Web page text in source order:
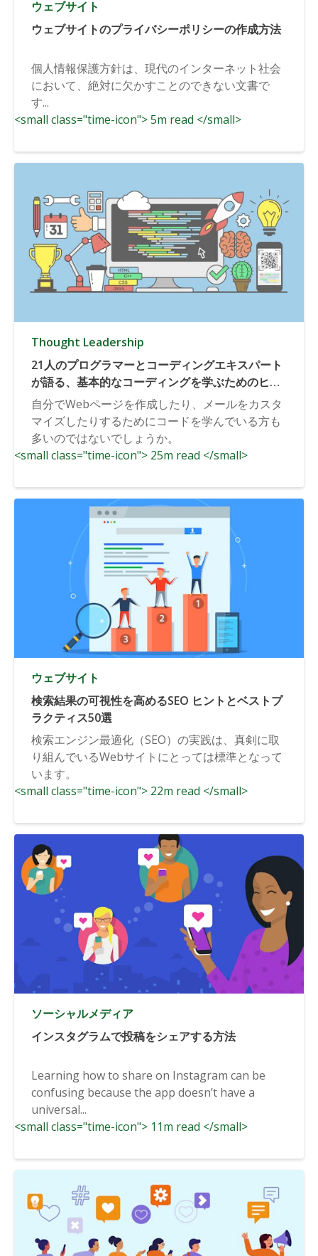
ウェブサイト
ウェブサイトのプライバシーポリシーの作成方法
個人情報保護方針は、現代のインターネット社会
において、絶対に欠かすことのできない文書で
す...
<small class="time-icon"> 5m read </small>
Thought Leadership
21人のプログラマーとコーディングエキスパート
が語る、基本的なコーディングを学ぶためのヒン
ト
自分でWebページを作成したり、メールをカスタ
マイズしたりするためにコードを学んでいる方も
多いのではないでしょうか。
<small class="time-icon"> 25m read </small>
ウェブサイト
検索結果の可視性を高めるSEO ヒントとベストプ
ラクティス50選
検索エンジン最適化（SEO）の実践は、真剣に取
り組んでいるWebサイトにとっては標準となって
います。
<small class="time-icon"> 22m read </small>
ソーシャルメディア
インスタグラムで投稿をシェアする方法
Learning how to share on Instagram can be
confusing because the app doesn’t have a
universal...
<small class="time-icon"> 11m read </small>